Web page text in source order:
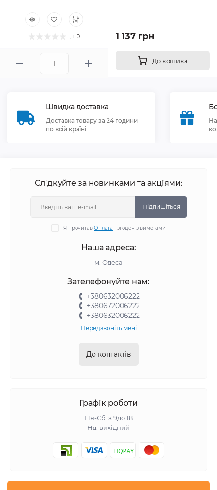
0 1 137 грн
До кошика
Швидка доставка
Доставка товару за 24 години
по всій країні
Слідкуйте за новинками та акціями:
Підпишіться
Я прочитав Оплата і згоден з вимогами
Наша адреса:
м. Одеса
Зателефонуйте нам:
+380632006222
+380672006222
+380632006222
Передзвоніть мені
До контактів
Графік роботи
Пн-Сб: з 9до 18
Нд: вихідний